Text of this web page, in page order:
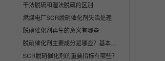
干法脱硫和湿法脱硫的区别
燃煤电厂SCR脱硝催化剂失活处理
脱硝催化剂再生的意义有哪些
SCR脱硝催化剂的重要指标有哪些？